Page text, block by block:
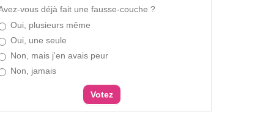
vous déjà fait une fausse-couche ?
Oui, plusieurs même
Oui, une seule
Non, mais j'en avais peur
Non, jamais